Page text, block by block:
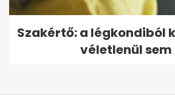
Szakértő: a légkondiból
véletlenül sem